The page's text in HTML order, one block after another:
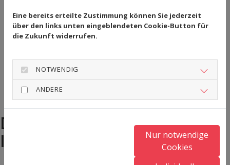
DAS KÖNNTE DICH AUCH
INTERESSIEREN!
Eine bereits erteilte Zustimmung können Sie jederzeit
über den links unten eingeblendeten Cookie-Button für
die Zukunft widerrufen.
NOTWENDIG
ANDERE
Nur notwendige
Cookies